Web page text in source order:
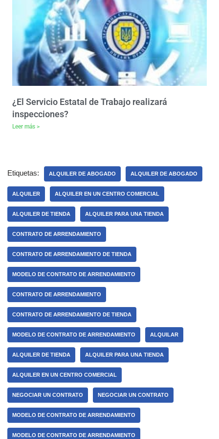
¿El Servicio Estatal de Trabajo realizará
inspecciones?
Leer más >
Etiquetas: ALQUILER DE ABOGADO ALQUILER DE ABOGADO
ALQUILER ALQUILER EN UN CENTRO COMERCIAL
ALQUILER DE TIENDA ALQUILER PARA UNA TIENDA
CONTRATO DE ARRENDAMIENTO
CONTRATO DE ARRENDAMIENTO DE TIENDA
MODELO DE CONTRATO DE ARRENDAMIENTO
CONTRATO DE ARRENDAMIENTO
CONTRATO DE ARRENDAMIENTO DE TIENDA
MODELO DE CONTRATO DE ARRENDAMIENTO ALQUILAR
ALQUILER DE TIENDA ALQUILER PARA UNA TIENDA
ALQUILER EN UN CENTRO COMERCIAL
NEGOCIAR UN CONTRATO NEGOCIAR UN CONTRATO
MODELO DE CONTRATO DE ARRENDAMIENTO
MODELO DE CONTRATO DE ARRENDAMIENTO